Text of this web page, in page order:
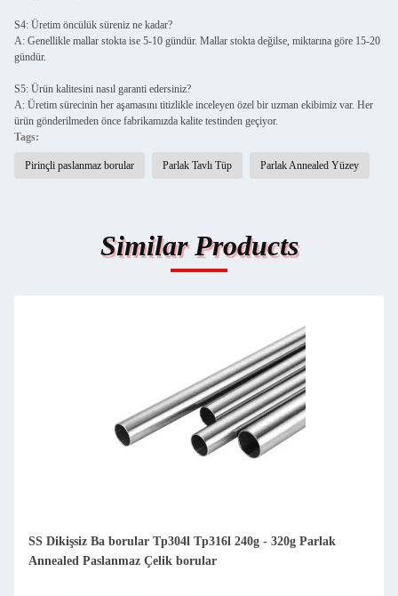
S4: Üretim öncülük süreniz ne kadar?
A: Genellikle mallar stokta ise 5-10 gündür. Mallar stokta değilse, miktarına göre 15-20
gündür.
S5: Ürün kalitesini nasıl garanti edersiniz?
A: Üretim sürecinin her aşamasını titizlikle inceleyen özel bir uzman ekibimiz var. Her
ürün gönderilmeden önce fabrikamızda kalite testinden geçiyor.
Tags:
Pirinçli paslanmaz borular Parlak Tavlı Tüp Parlak Annealed Yüzey
Similar Products
SS Dikişsiz Ba borular Tp304l Tp316l 240g - 320g Parlak
Annealed Paslanmaz Çelik borular